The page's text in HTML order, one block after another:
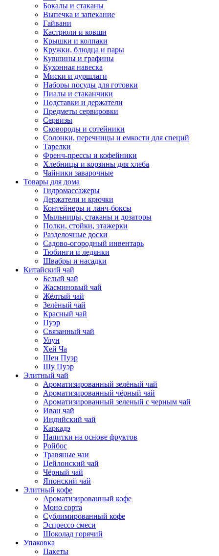
Бокалы и стаканы
Выпечка и запекание
Гайвани
Кастрюли и ковши
Крышки и колпаки
Кружки, блюдца и пары
Кувшины и графины
Кухонная навеска
Миски и дуршлаги
Наборы посуды для готовки
Пиалы и стаканчики
Подставки и держатели
Предметы сервировки
Сервизы
Сковороды и сотейники
Солонки, перечницы и емкости для специй
Тарелки
Френч-прессы и кофейники
Хлебницы и корзины для хлеба
Чайники заварочные
Товары для дома
Гидромассажеры
Держатели и крючки
Контейнеры и ланч-боксы
Мыльницы, стаканы и дозаторы
Полки, стойки, этажерки
Разделочные доски
Садово-огородный инвентарь
Тюбинги и ледянки
Швабры и насадки
Китайский чай
Белый чай
Жасминовый чай
Жёлтый чай
Зелёный чай
Красный чай
Пуэр
Связанный чай
Улун
Хей Ча
Шен Пуэр
Шу Пуэр
Элитный чай
Ароматизированный зелёный чай
Ароматизированный чёрный чай
Ароматизированный зеленый с черным чай
Иван чай
Индийский чай
Каркадэ
Напитки на основе фруктов
Ройбос
Травяные чаи
Цейлонский чай
Чёрный чай
Японский чай
Элитный кофе
Ароматизированный кофе
Моно сорта
Сублимированный кофе
Эспрессо смеси
Шоколад горячий
Упаковка
Пакеты